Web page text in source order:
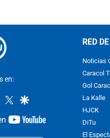
en:
instagram
twittergoogle
youtube-
RED
Noticias
Caracol
Gol
La Kalle
HJCK
DiTu
El